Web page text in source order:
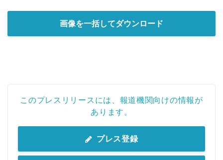
画像を一括してダウンロード
このプレスリリースには、報道機関向けの情報が
あります。
プレス登録